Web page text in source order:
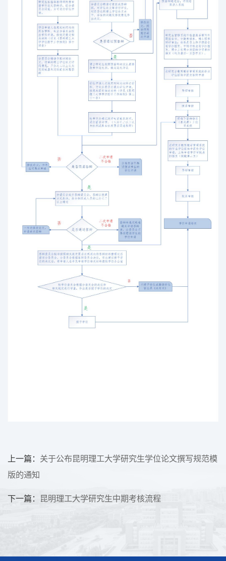
上一篇： 关于公布昆明理工大学研究生学位论文撰写规范模
版的通知
下一篇： 昆明理工大学研究生中期考核流程